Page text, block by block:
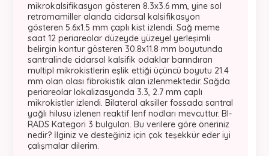
mikrokalsifikasyon gösteren 8.3x3.6 mm, yine sol
retromamiller alanda cidarsal kalsifikasyon
gösteren 5.6x1.5 mm çaplı kist izlendi. Sağ meme
saat 12 periareolar düzeyde yüzeyel yerleşimli
belirgin kontur gösteren 30.8x11.8 mm boyutunda
santralinde cidarsal kalsifik odaklar barındıran
multipl mikrokistlerin eşlik ettiği üçüncü boyutu 21.4
mm olan olası fibrokistik alan izlenmektedir. Sağda
periareolar lokalizasyonda 3.3, 2.7 mm çaplı
mikrokistler izlendi. Bilateral aksiller fossada santral
yağlı hilusu izlenen reaktif lenf nodları mevcuttur. BI-
RADS Kategori 3 bulguları. Bu verilere göre öneriniz
nedir? İlginiz ve desteğiniz için çok teşekkür eder iyi
çalışmalar dilerim.